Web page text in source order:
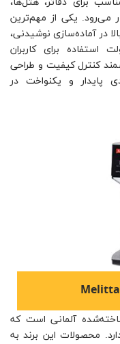
می‌رود. یکی از مهم‌ترین
در آماده‌سازی نوشیدنی،
استفاده برای کاربران
کنترل کیفیت و طراحی
پایدار و یکنواخت در
آلمانی است که
محصولات این برند به